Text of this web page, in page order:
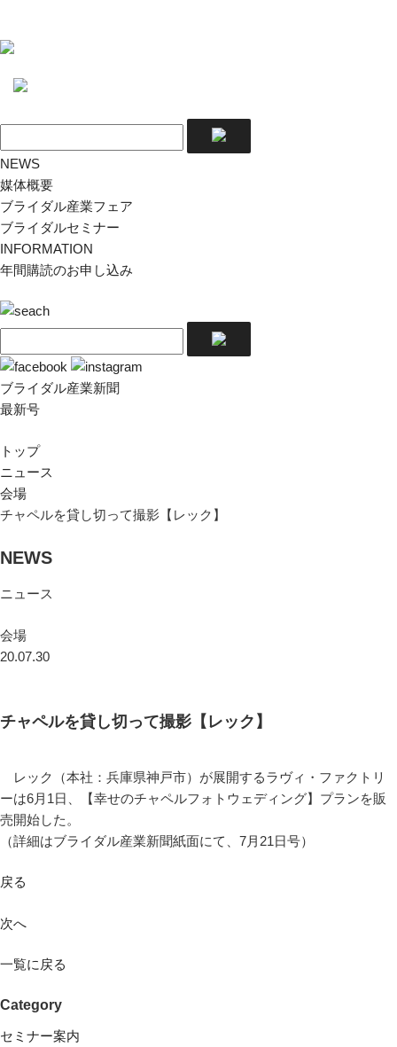
NEWS
媒体概要
ブライダル産業フェア
ブライダルセミナー
INFORMATION
年間購読のお申し込み
ブライダル産業新聞
最新号
トップ
ニュース
会場
チャペルを貸し切って撮影【レック】
NEWS
ニュース
会場
20.07.30
チャペルを貸し切って撮影【レック】
レック（本社：兵庫県神戸市）が展開するラヴィ・ファクトリ
ーは6月1日、【幸せのチャペルフォトウェディング】プランを販
売開始した。
（詳細はブライダル産業新聞紙面にて、7月21日号）
戻る
次へ
一覧に戻る
Category
セミナー案内